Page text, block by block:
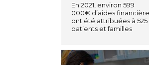
En 2021, environ 599
000€ d’aides
ont été attribuées à 525
patients et familles